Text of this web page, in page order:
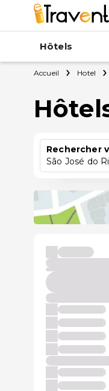
Hôtels
Accueil Hotel
Rechercher
São José do